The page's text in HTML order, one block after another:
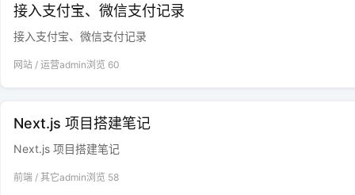
接入支付宝、微信支付记录
接入支付宝、微信支付记录
网站 / 运营admin浏览 60
Next.js 项目搭建笔记
Next.js 项目搭建笔记
前端 / 其它admin浏览 58